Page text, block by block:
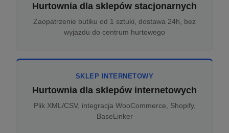
Hurtownia dla sklepów stacjonarnych
Zaopatrzenie butiku od 1 sztuki, dostawa 24h, bez
wyjazdu do centrum hurtowego
SKLEP INTERNETOWY
Hurtownia dla sklepów internetowych
Plik XML/CSV, integracja WooCommerce, Shopify,
BaseLinker